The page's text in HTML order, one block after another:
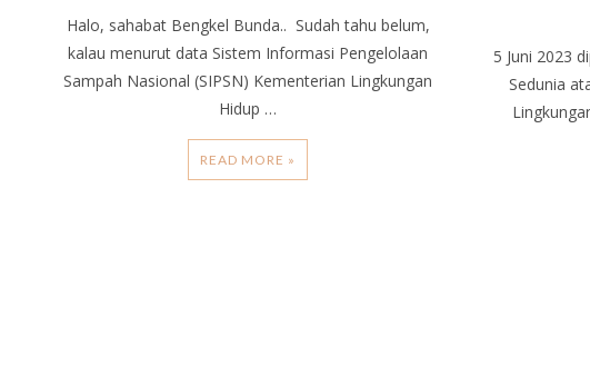
Halo, sahabat Bengkel Bunda.. Sudah tahu belum,
kalau menurut data Sistem Informasi Pengelolaan
Sampah Nasional (SIPSN) Kementerian Lingkungan
Hidup …
READ MORE »
5 Juni 2023
Sedunia